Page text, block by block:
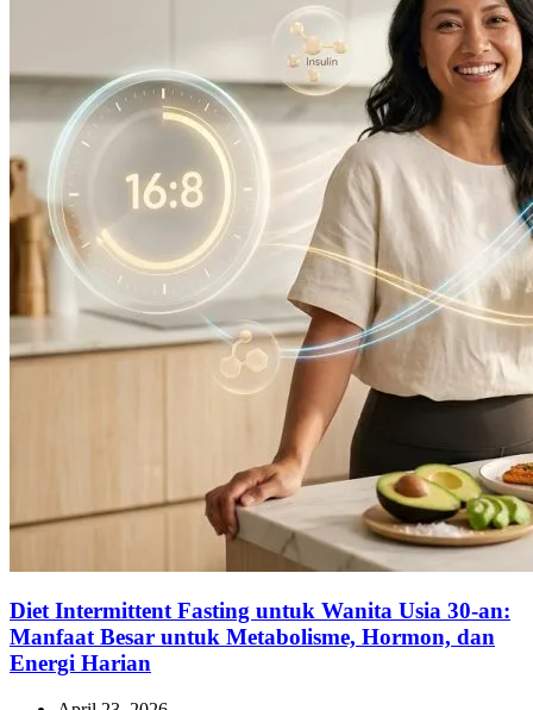
Diet Intermittent Fasting untuk Wanita Usia 30-an:
Manfaat Besar untuk Metabolisme, Hormon, dan
Energi Harian